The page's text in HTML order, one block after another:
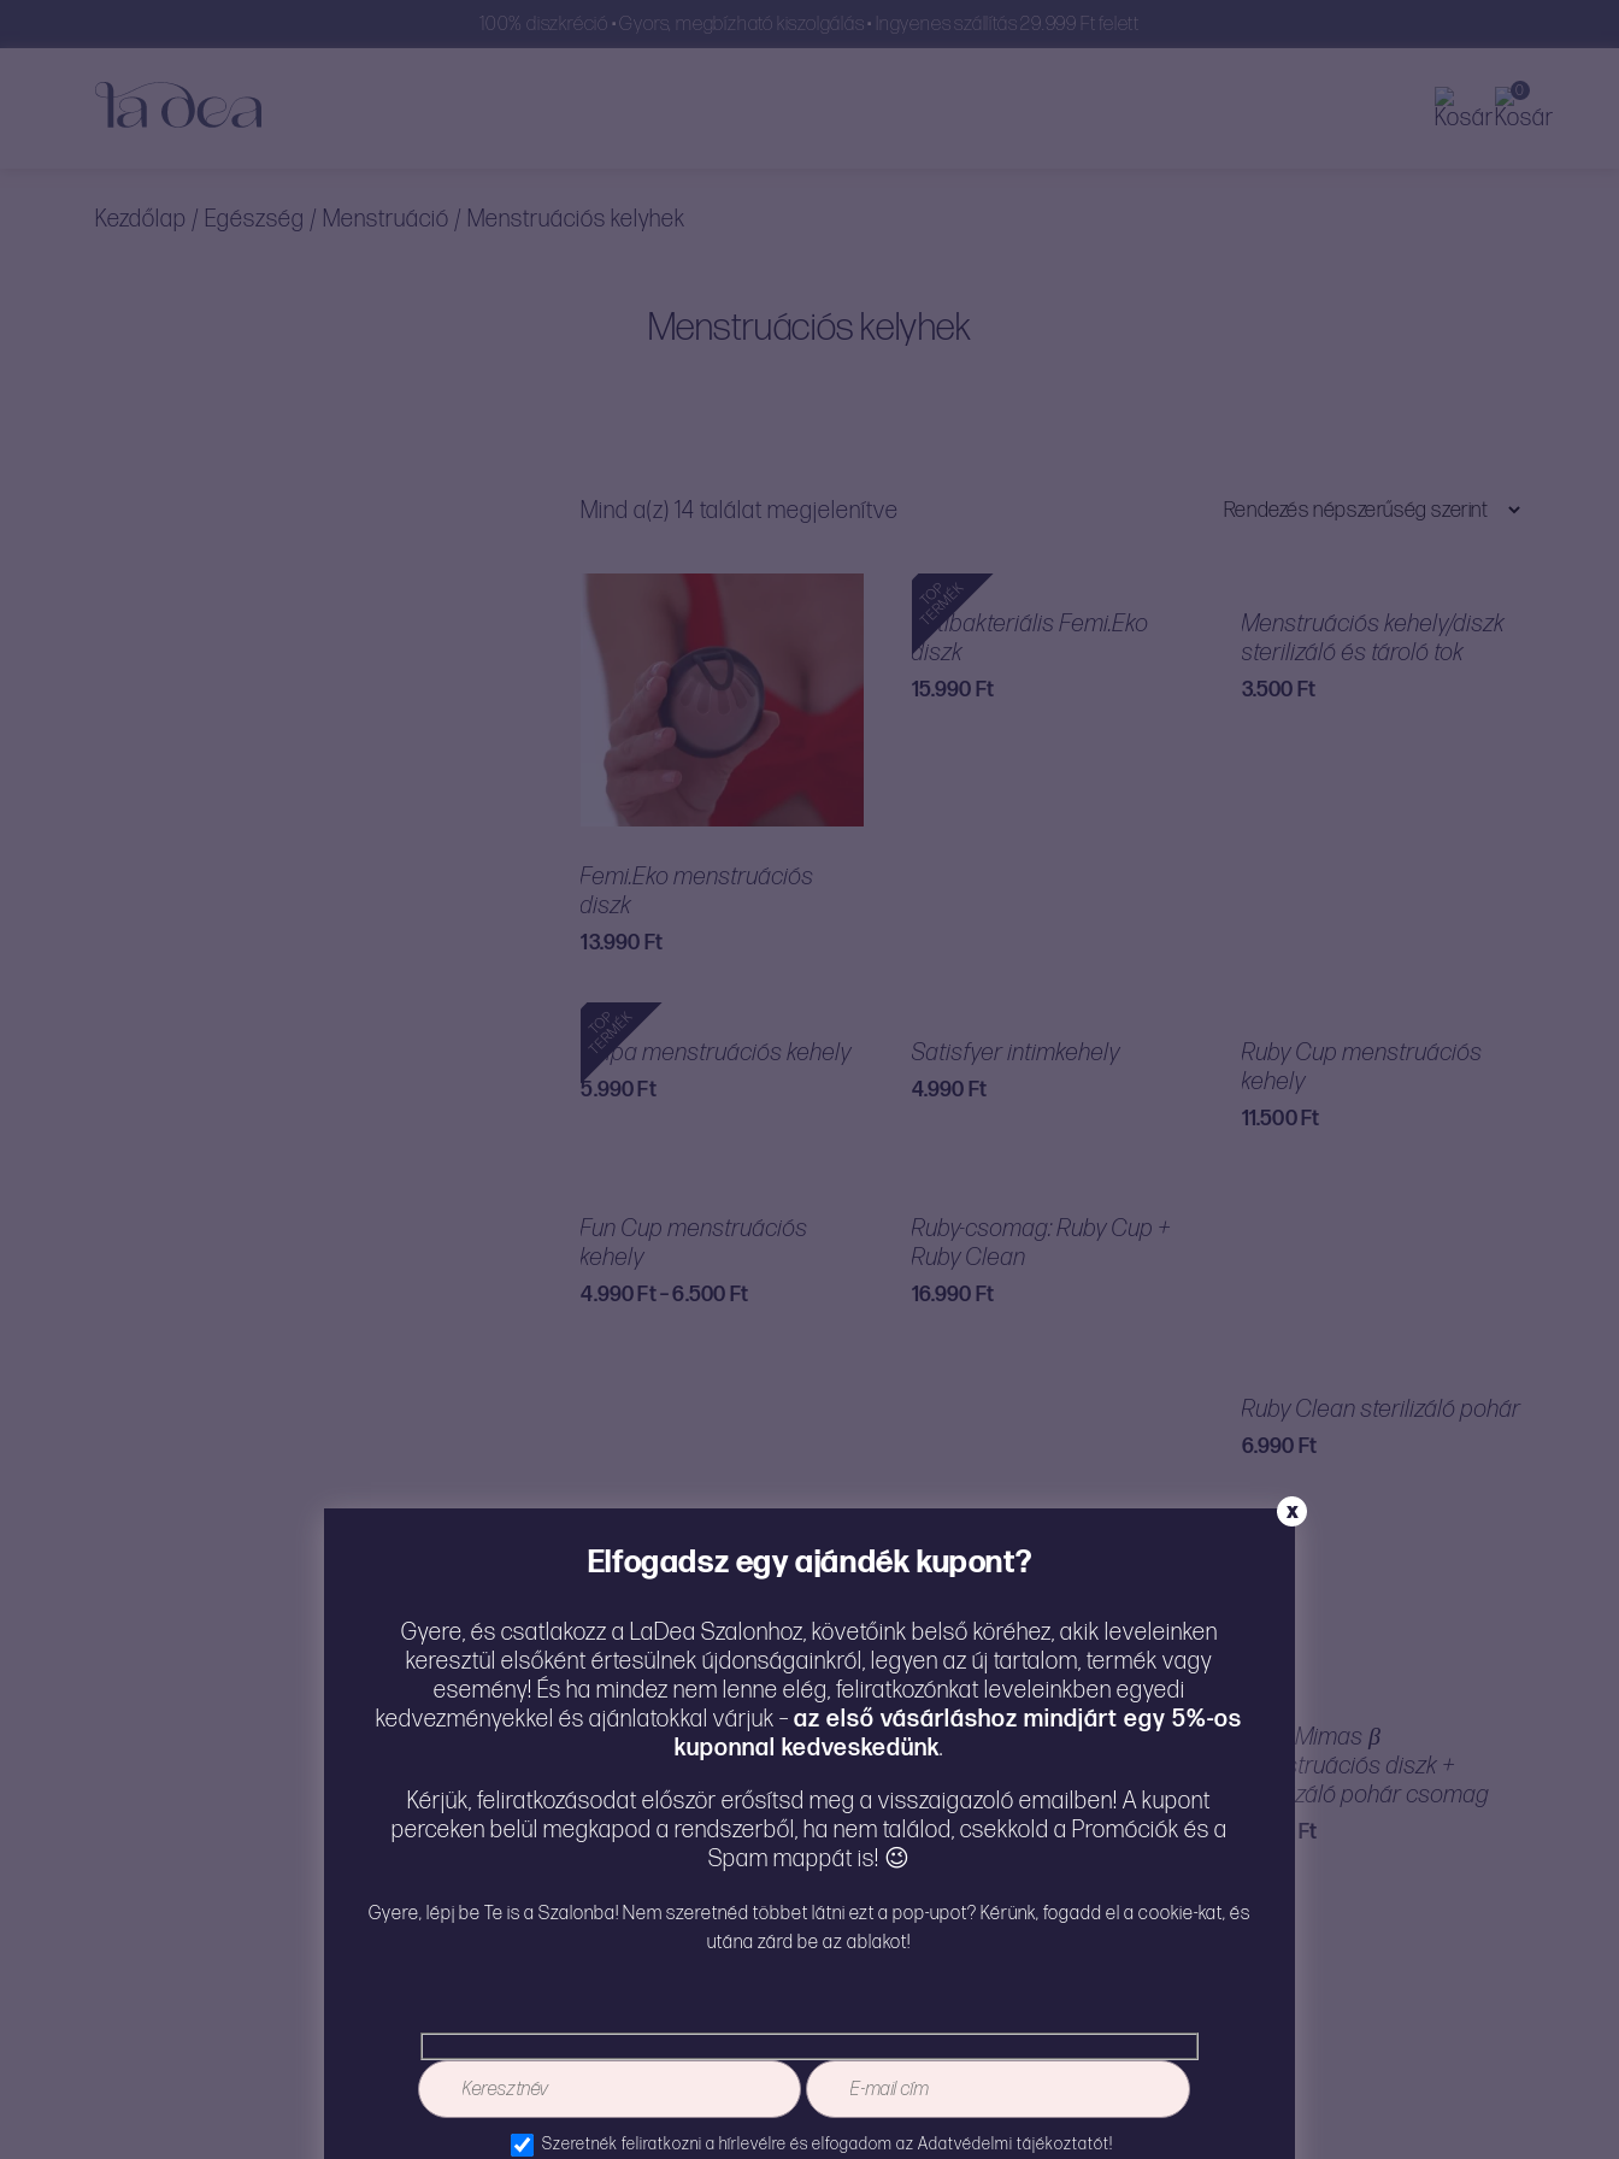
100% diszkréció • Gyors, megbízható kiszolgálás • Ingyenes szállítás 29.999 Ft felett
0
Kezdőlap / Egészség / Menstruáció / Menstruációs kelyhek
Menstruációs kelyhek
Mind a(z) 14 találat megjelenítve
popularity
Femi.Eko menstruációs
diszk
13.990 Ft
TOP
TERMÉK
Antibakteriális Femi.Eko
diszk
15.990 Ft
Menstruációs kehely/diszk
sterilizáló és tároló tok
3.500 Ft
TOP
TERMÉK
Tulipa menstruációs kehely
5.990 Ft
Satisfyer intimkehely
4.990 Ft
Ruby Cup menstruációs
kehely
11.500 Ft
Fun Cup menstruációs
kehely
4.990 Ft–6.500 FtÁrtartomány:
Ruby-csomag: Ruby Cup +
Ruby Clean
16.990 Ft
Ruby Clean sterilizáló pohár
6.990 Ft
Tsuki Mimas β
menstruációs diszk
7.990Ft
Femi.Eko univerzális
3.200Ft
Tsuki Mimas β
menstruációs diszk +
sterilizáló pohár csomag
Ft
Femi.Eko intimtölcsér
Femi.Eko antibakteriális
intimtölcsér
X
Elfogadsz egy ajándék kupont?
Gyere, és csatlakozz a LaDea Szalonhoz, követőink belső köréhez, akik leveleinken
keresztül elsőként értesülnek újdonságainkról, legyen az új tartalom, termék vagy
esemény! És ha mindez nem lenne elég, feliratkozónkat leveleinkben egyedi
kedvezményekkel és ajánlatokkal várjuk –az első vásárláshoz mindjárt egy 5%-os
kuponnal kedveskedünk.
Kérjük, feliratkozásodat először erősítsd meg a visszaigazoló emailben! A kupont
perceken belül megkapod a rendszerből, ha nem találod, csekkold a Promóciók és a
Spam mappát is! 😉
Gyere, lépj be Te is a Szalonba! Nem szeretnéd többet látni ezt a pop-upot? Kérünk, fogadd el a cookie-kat, és
utána zárd be az ablakot!
Szeretnék feliratkozni a hírlevélre és elfogadom az Adatvédelmi tájékoztatót!